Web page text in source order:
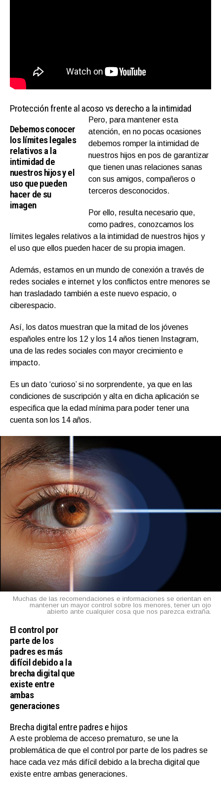
Protección frente al acoso vs derecho a la intimidad
Debemos conocer
los límites legales
relativos a la
intimidad de
nuestros hijos y el
uso que pueden
hacer de su
imagen
Pero, para mantener esta
atención, en no pocas ocasiones
debemos romper la intimidad de
nuestros hijos en pos de garantizar
que tienen unas relaciones sanas
con sus amigos, compañeros o
terceros desconocidos.
Por ello, resulta necesario que,
como padres, conozcamos los
límites legales relativos a la intimidad de nuestros hijos y
el uso que ellos pueden hacer de su propia imagen.
Además, estamos en un mundo de conexión a través de
redes sociales e internet y los conflictos entre menores se
han trasladado también a este nuevo espacio, o
ciberespacio.
Así, los datos muestran que la mitad de los jóvenes
españoles entre los 12 y los 14 años tienen Instagram,
una de las redes sociales con mayor crecimiento e
impacto.
Es un dato ‘curioso’ si no sorprendente, ya que en las
condiciones de suscripción y alta en dicha aplicación se
especifica que la edad mínima para poder tener una
cuenta son los 14 años.
Muchas de las recomendaciones e informaciones se orientan en
mantener un mayor control sobre los menores, tener un ojo
abierto ante cualquier cosa que nos parezca extraña.
El control por
parte de los
padres es más
difícil debido a la
brecha digital que
existe entre
ambas
generaciones
Brecha digital entre padres e hijos
A este problema de acceso prematuro, se une la
problemática de que el control por parte de los padres se
hace cada vez más difícil debido a la brecha digital que
existe entre ambas generaciones.